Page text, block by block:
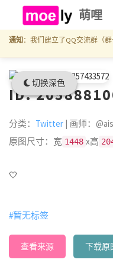
切换深色
萌哩
通知 ：我们建立了QQ交流群（群
ID:
分类： Twitter | 画师：
原图尺寸：宽 1448 x高
🤍
#暂无标签
查看来源 下载原